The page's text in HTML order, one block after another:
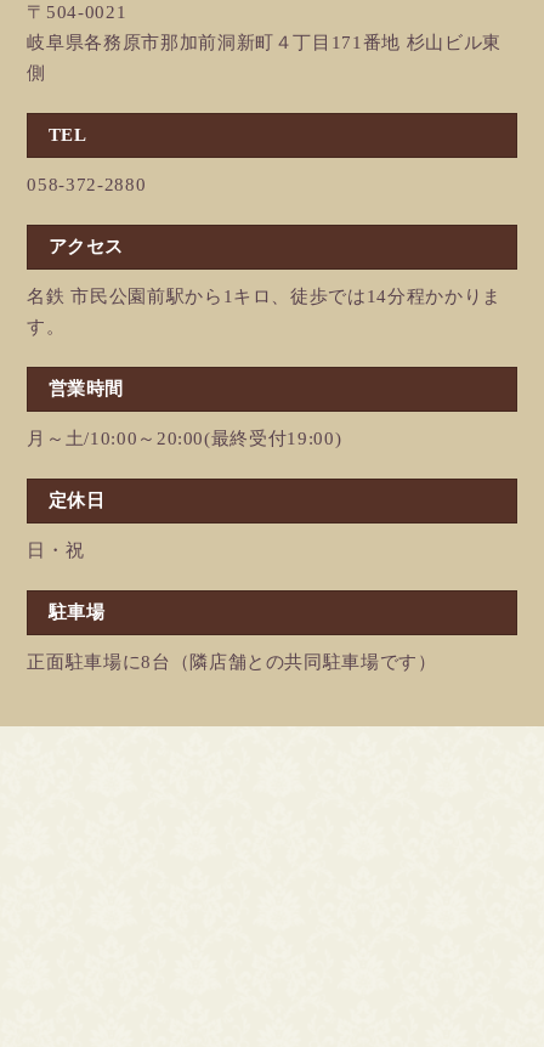
〒504-0021
岐阜県各務原市那加前洞新町４丁目171番地 杉山ビル東
側
TEL
058-372-2880
アクセス
名鉄 市民公園前駅から1キロ、徒歩では14分程かかりま
す。
営業時間
月～土/10:00～20:00(最終受付19:00)
定休日
日・祝
駐車場
正面駐車場に8台（隣店舗との共同駐車場です）